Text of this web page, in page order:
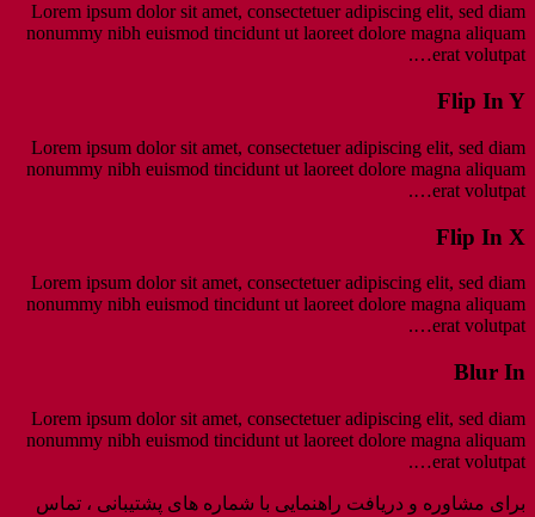
Lorem ipsum dolor sit amet, consectetuer adipiscing elit, sed diam
nonummy nibh euismod tincidunt ut laoreet dolore magna aliquam
erat volutpat….
Flip In Y
Lorem ipsum dolor sit amet, consectetuer adipiscing elit, sed diam
nonummy nibh euismod tincidunt ut laoreet dolore magna aliquam
erat volutpat….
Flip In X
Lorem ipsum dolor sit amet, consectetuer adipiscing elit, sed diam
nonummy nibh euismod tincidunt ut laoreet dolore magna aliquam
erat volutpat….
Blur In
Lorem ipsum dolor sit amet, consectetuer adipiscing elit, sed diam
nonummy nibh euismod tincidunt ut laoreet dolore magna aliquam
erat volutpat….
برای مشاوره و دریافت راهنمایی با شماره های پشتیبانی ، تماس